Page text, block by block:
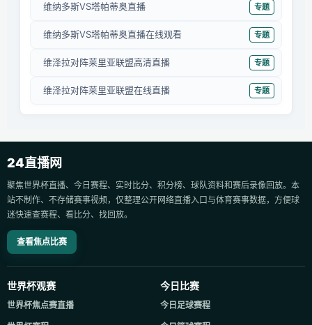
维纳多斯VS塔帕蒂奥直播 专题
维纳多斯VS塔帕蒂奥直播在线观看 专题
维泽拉对阵莱里亚联盟高清直播 专题
维泽拉对阵莱里亚联盟在线直播 专题
24直播网
聚焦世界杯直播、今日赛程、实时比分、积分榜、球队资料和赛后录像回放。本
站不制作、不存储赛事视频，仅整理公开网络直播入口与体育赛事数据，方便球
迷快速查赛程、看比分、找回放。
查看焦点比赛
世界杯观赛
世界杯焦点赛直播
今日比赛
今日足球赛程